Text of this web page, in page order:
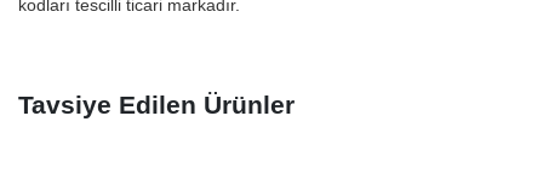
kodları tescilli ticari markadır.
Tavsiye Edilen Ürünler